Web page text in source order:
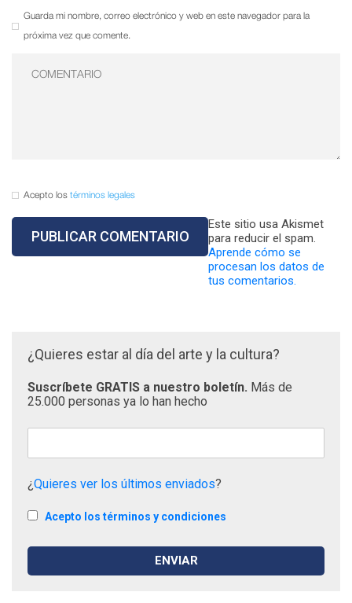
Guarda mi nombre, correo electrónico y web en este navegador para la
próxima vez que comente.
Acepto los términos legales
Este sitio usa Akismet
para reducir el spam.
Aprende cómo se
procesan los datos de
tus comentarios.
¿Quieres estar al día del arte y la cultura?
Suscríbete GRATIS a nuestro boletín. Más de
25.000 personas ya lo han hecho
¿Quieres ver los últimos enviados?
Acepto los términos y condiciones